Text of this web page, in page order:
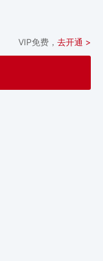
VIP免费， 去开通 >